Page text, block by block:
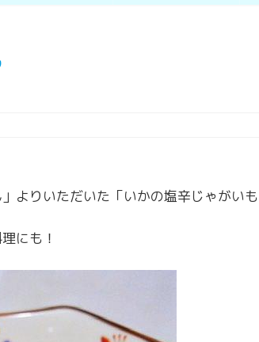
よりいただいた「いかの塩辛じゃがい
にも！